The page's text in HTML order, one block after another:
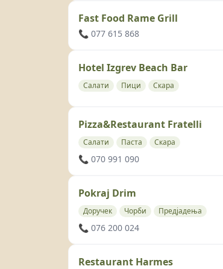
Fast Food Rame Grill
📞 077 615 868
Hotel Izgrev Beach Bar
Салати Пици Скара
Pizza&Restaurant Fratelli
Салати Паста Скара
📞 070 991 090
Pokraj Drim
Доручек Чорби Предјадења
📞 076 200 024
Restaurant Harmes